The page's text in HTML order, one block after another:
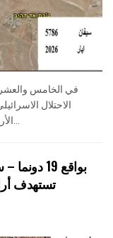
الاحتلال
الأراضي استملاك للمصلحة العامة) (يهودا والسامرة)...
بواقع 19
تستهدف